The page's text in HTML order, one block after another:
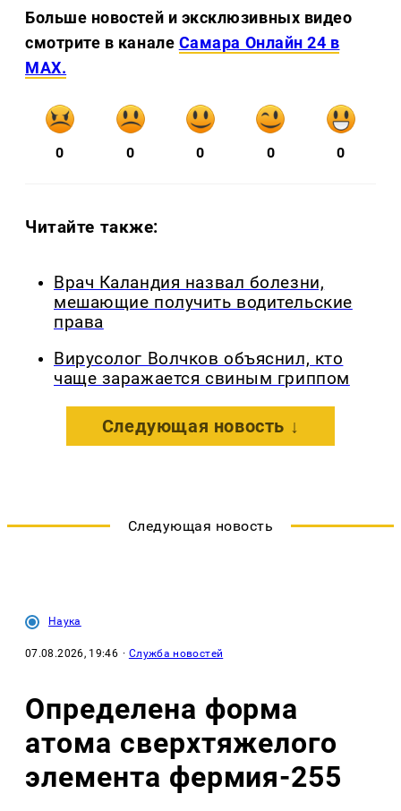
Больше новостей и эксклюзивных видео
смотрите в канале Самара Онлайн 24 в
MAX.
0 0 0 0 0
Читайте также:
Врач Каландия назвал болезни,
мешающие получить водительские
права
Вирусолог Волчков объяснил, кто
чаще заражается свиным гриппом
Следующая новость ↓
Следующая новость
Наука
07.08.2026, 19:46 · Служба новостей
Определена форма
атома сверхтяжелого
элемента фермия-255